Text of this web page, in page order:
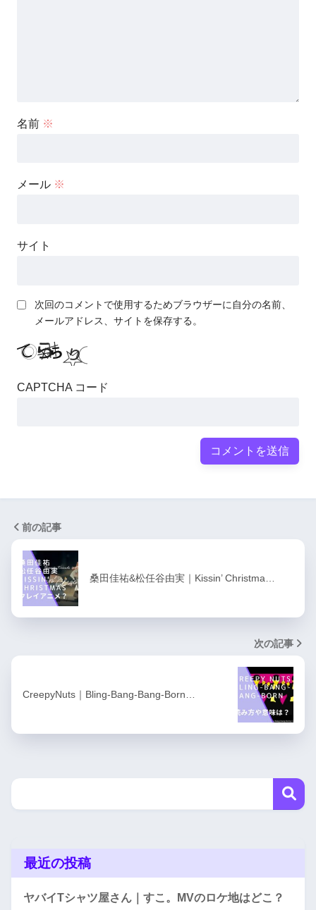
名前 ※
メール ※
サイト
次回のコメントで使用するためブラウザーに自分の名前、
メールアドレス、サイトを保存する。
CAPTCHA コード
前の記事
桑田佳祐&松任谷由実｜Kissin’ Christma…
次の記事
CreepyNuts｜Bling-Bang-Bang-Born…
最近の投稿
ヤバイTシャツ屋さん｜すこ。MVのロケ地はどこ？